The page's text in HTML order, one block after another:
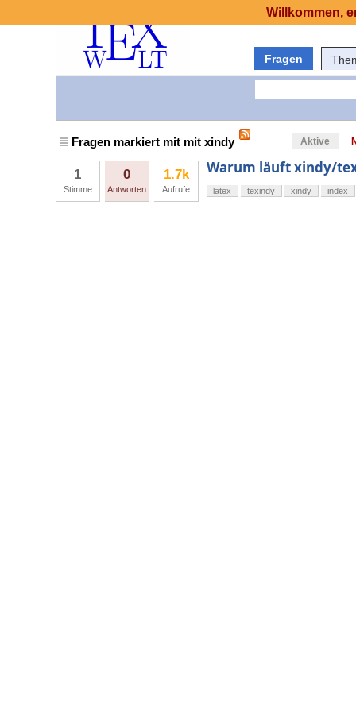
Fragen
Fragen markiert mit mit xindy Aktive
1
Stimme
0
Antworten
1.7k
Aufrufe
Warum läuft xindy/
latex texindy xindy index
Willkommen,